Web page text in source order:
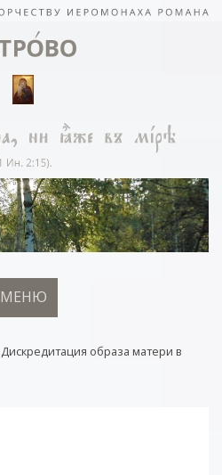
МЕНЮ
Дискредитация образа матери в